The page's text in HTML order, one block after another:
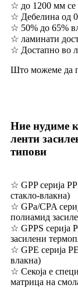
☆ до 1200 мм се
☆ Дебелина од
☆ 50% до 65%
☆ ламинати
☆ Достапно во
Што можеме да
Ние нудиме
ленти
типови
☆ GPP серија
стакло-влакна)
☆ GPa/CPA
полиамид
☆ GPPS серија
засилени
☆ GPE серија
влакна)
☆ Секоја е
матрица на